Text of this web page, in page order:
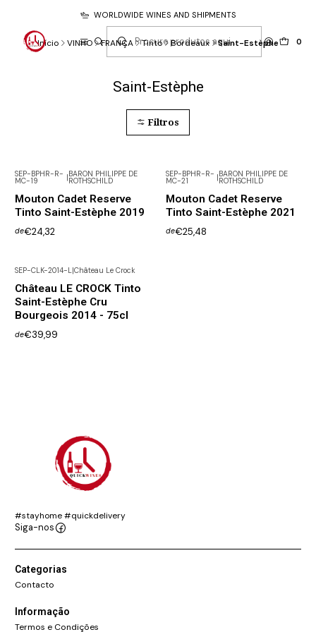
0
WORLDWIDE WINES AND SHIPMENTS
Início VINHO FRANÇA Tinto Bordeaux Saint-Estèphe
Saint-Estèphe
Filtros
SEP-BPHR-R-
MC-19 |BARON PHILIPPE DE
ROTHSCHILD
Mouton Cadet Reserve
Tinto Saint-Estèphe 2019
de€24,32
SEP-BPHR-R-
MC-21 |BARON PHILIPPE DE
ROTHSCHILD
Mouton Cadet Reserve
Tinto Saint-Estèphe 2021
de€25,48
SEP-CLK-2014-L Château Le Crock
Château LE CROCK Tinto
Saint-Estèphe Cru
Bourgeois 2014 - 75cl
de€39,99
#stayhome #quickdelivery
Siga-nos
Categorias
Contacto
Informação
Termos e Condições